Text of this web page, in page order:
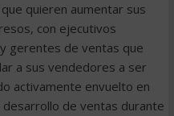
quieren aumentar sus
con ejecutivos
gerentes de ventas que
a sus vendedores a ser
activamente envuelto en
de ventas durante